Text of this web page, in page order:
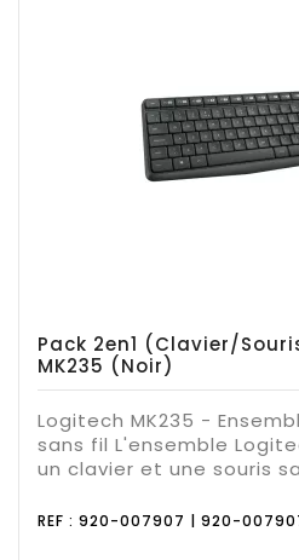
Pack 2en1 (Clavier/
MK235 (Noir)
Logitech MK235 -
sans fil L'ensemble
un clavier et une souris
REF : 920-007907 | 920-